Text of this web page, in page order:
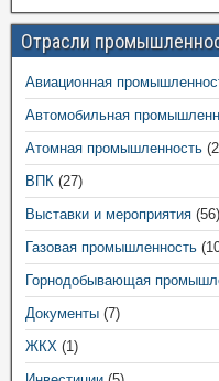
Отрасли
Авиационная
Автомобильная
Атомная промышленность
ВПК (27)
Выставки и мероприятия (56)
Газовая промышленность
Горнодобывающая
Документы (7)
ЖКХ (1)